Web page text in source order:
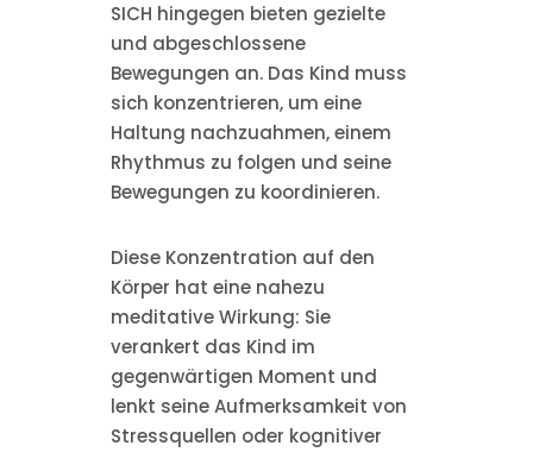
SICH hingegen bieten gezielte
und abgeschlossene
Bewegungen an. Das Kind muss
sich konzentrieren, um eine
Haltung nachzuahmen, einem
Rhythmus zu folgen und seine
Bewegungen zu koordinieren.
Diese Konzentration auf den
Körper hat eine nahezu
meditative Wirkung: Sie
verankert das Kind im
gegenwärtigen Moment und
lenkt seine Aufmerksamkeit von
Stressquellen oder kognitiver